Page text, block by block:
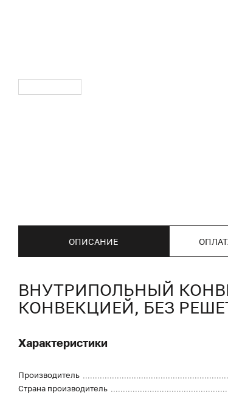
ОПИСАНИЕ
ВНУТРИПОЛЬНЫЙ
КОНВЕКЦИЕЙ, БЕЗ
Характеристики
Производитель
Страна производитель